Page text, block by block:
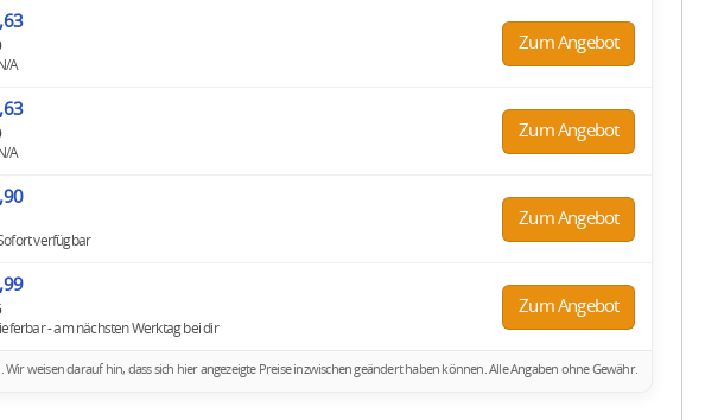
A
Zum Angebot
A
Zum Angebot
verfügbar
Zum Angebot
- am nächsten Werktag bei dir
Zum Angebot
Wir weisen darauf hin, dass sich hier angezeigte Preise inzwischen geändert haben können. Alle Angaben ohne Gewähr.